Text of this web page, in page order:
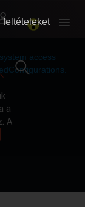
RÓLUNK
RÓLUNK
access
a
A
feltételeket